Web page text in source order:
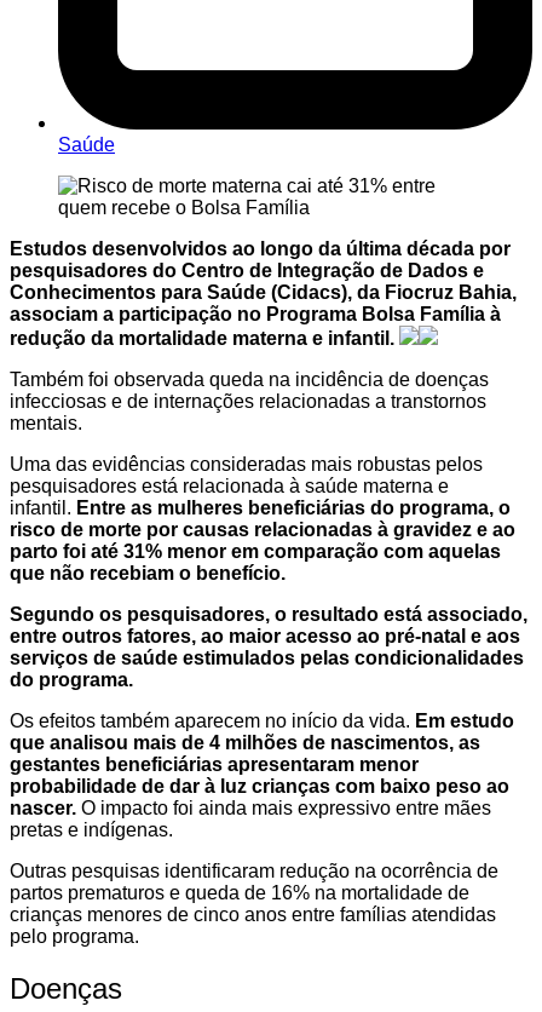
Saúde
Estudos desenvolvidos ao longo da última década por
pesquisadores do Centro de Integração de Dados e
Conhecimentos para Saúde (Cidacs), da Fiocruz Bahia,
associam a participação no Programa Bolsa Família à
redução da mortalidade materna e infantil.
Também foi observada queda na incidência de doenças
infecciosas e de internações relacionadas a transtornos
mentais.
Uma das evidências consideradas mais robustas pelos
pesquisadores está relacionada à saúde materna e
infantil. Entre as mulheres beneficiárias do programa, o
risco de morte por causas relacionadas à gravidez e ao
parto foi até 31% menor em comparação com aquelas
que não recebiam o benefício.
Segundo os pesquisadores, o resultado está associado,
entre outros fatores, ao maior acesso ao pré-natal e aos
serviços de saúde estimulados pelas condicionalidades
do programa.
Os efeitos também aparecem no início da vida. Em estudo
que analisou mais de 4 milhões de nascimentos, as
gestantes beneficiárias apresentaram menor
probabilidade de dar à luz crianças com baixo peso ao
nascer. O impacto foi ainda mais expressivo entre mães
pretas e indígenas.
Outras pesquisas identificaram redução na ocorrência de
partos prematuros e queda de 16% na mortalidade de
crianças menores de cinco anos entre famílias atendidas
pelo programa.
Doenças